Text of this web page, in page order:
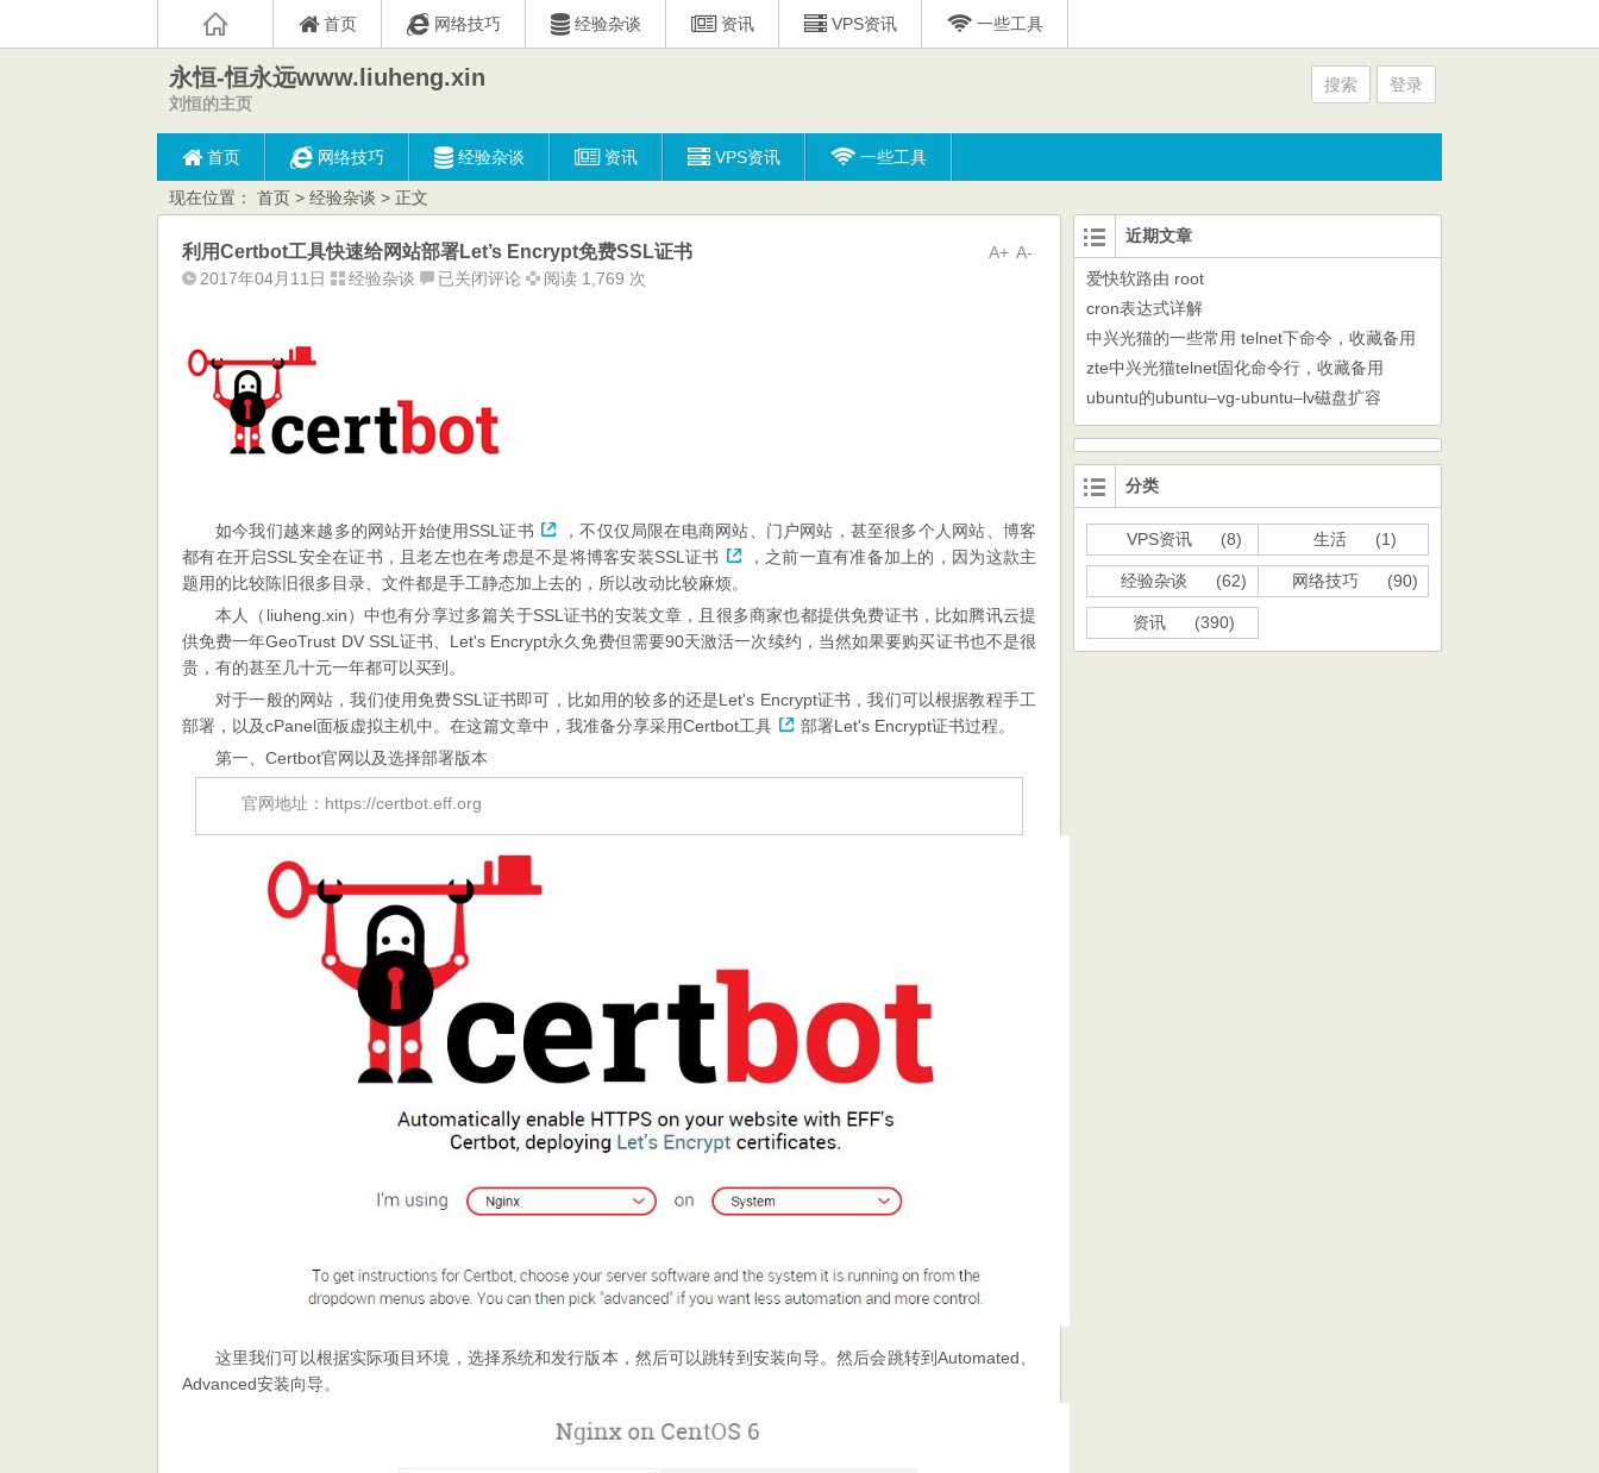
首页 网络技巧 经验杂谈 资讯 VPS资讯 一些工具
永恒-恒永远www.liuheng.xin
刘恒的主页
搜索 登录
首页 网络技巧 经验杂谈 资讯 VPS资讯 一些工具
现在位置： 首页 > 经验杂谈 > 正文
A-
A+
利用Certbot工具快速给网站部署Let’s Encrypt免费SSL证书
2017年04月11日 经验杂谈
利
速
给
部
署
Let’s
Encrypt
免
费
SSL
证
书
已关闭评论 阅读 1,769 次
如今我们越来越多的网站开始使用SSL证书
，不仅仅局限在电商网站、门户网站，甚至很多个人网站、博客
都有在开启SSL安全在证书，且老左也在考虑是不是将博客安装SSL证书
，之前一直有准备加上的，因为这款主
题用的比较陈旧很多目录、文件都是手工静态加上去的，所以改动比较麻烦。
本人（liuheng.xin）中也有分享过多篇关于SSL证书的安装文章，且很多商家也都提供免费证书，比如腾讯云提
供免费一年GeoTrust DV SSL证书、Let's Encrypt永久免费但需要90天激活一次续约，当然如果要购买证书也不是很
贵，有的甚至几十元一年都可以买到。
对于一般的网站，我们使用免费SSL证书即可，比如用的较多的还是Let's Encrypt证书，我们可以根据教程手工
部署，以及cPanel面板虚拟主机中。在这篇文章中，我准备分享采用Certbot工具
部署Let's Encrypt证书过程。
第一、Certbot官网以及选择部署版本
官网地址：https://certbot.eff.org
这里我们可以根据实际项目环境，选择系统和发行版本，然后可以跳转到安装向导。然后会跳转到Automated、
Advanced安装向导。
近期文章
爱快软路由 root
cron表达式详解
中兴光猫的一些常用 telnet下命令，收藏备用
zte中兴光猫telnet固化命令行，收藏备用
ubuntu的ubuntu–vg-ubuntu–lv磁盘扩容
分类
VPS资讯 (8) 生活 (1)
经验杂谈 (62) 网络技巧 (90)
资讯 (390)